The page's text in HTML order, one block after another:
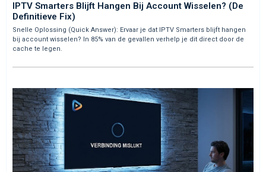
IPTV Smarters Blijft Hangen Bij Account Wisselen? (De
Definitieve Fix)
Snelle Oplossing (Quick Answer): Ervaar je dat IPTV Smarters blijft hangen
bij account wisselen? In 85% van de gevallen verhelp je dit direct door de
cache te legen.